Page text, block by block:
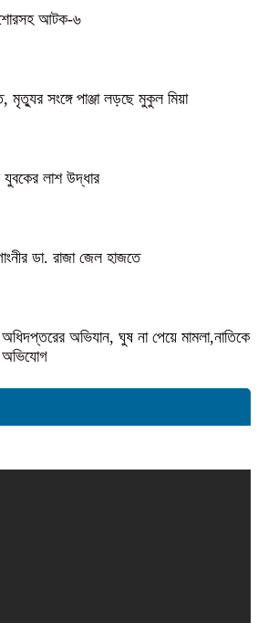
আটক-৬
মৃত্যুর সংঙ্গে পাঞ্জা লড়ছে মুকুল মিয়া
যুবকের লাশ উদ্ধার
ডা. রাজা জেল হাজতে
অধিদপ্তরের অভিযান, ঘুষ না পেয়ে মামলা,নাতিকে
অভিযোগ